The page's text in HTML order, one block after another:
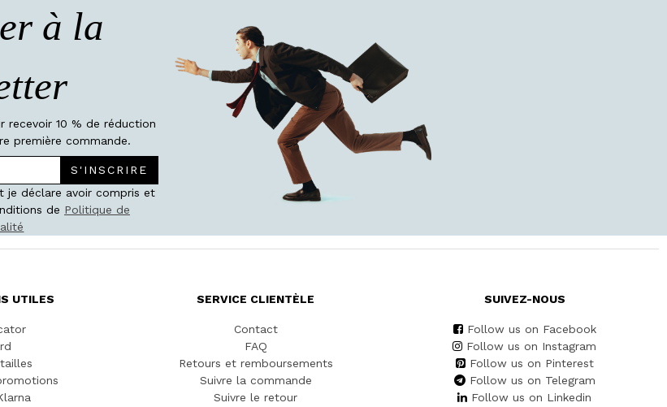
à la
recevoir 10 % de réduction
première commande.
S'INSCRIRE
je déclare avoir compris et
de Politique de
UTILES SERVICE CLIENTÈLE
Contact
FAQ
Retours et remboursements
Suivre la commande
Suivre le retour
SUIVEZ-NOUS
Follow us on Facebook
Follow us on Instagram
Follow us on Pinterest
Follow us on Telegram
Follow us on Linkedin